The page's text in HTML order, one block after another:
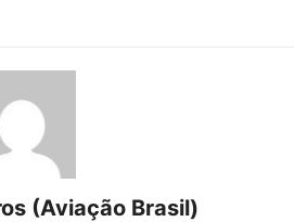
(Aviação Brasil)